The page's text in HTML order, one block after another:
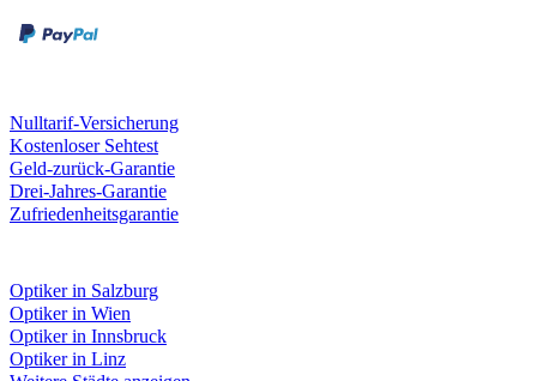
Nulltarif-Versicherung
Kostenloser Sehtest
Geld-zurück-Garantie
Drei-Jahres-Garantie
Zufriedenheitsgarantie
Optiker in Salzburg
Optiker in Wien
Optiker in Innsbruck
Optiker in Linz